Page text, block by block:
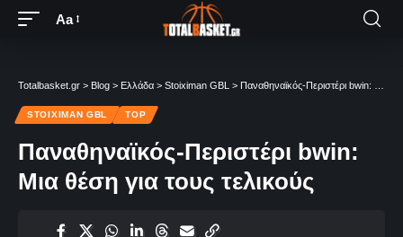
Aa
Totalbasket.gr > Blog > Ελλάδα > Stoiximan GBL > Παναθηναϊκός-Περιστέρι bwin: Μια θέση για τους τελικούς
STOIXIMAN GBL TOP
Παναθηναϊκός-Περιστέρι bwin:
Μια θέση για τους τελικούς